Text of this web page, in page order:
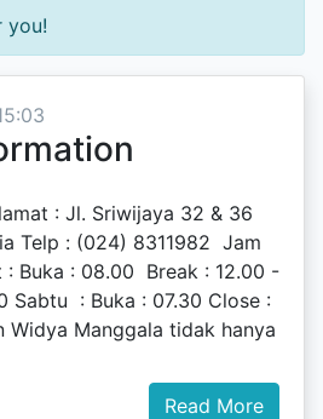
you!
: Jl. Sriwijaya 32 & 36
Telp : (024) 8311982 Jam
: Buka : 08.00 Break : 12.00 -
Sabtu : Buka : 07.30 Close :
Widya Manggala tidak hanya
Read More